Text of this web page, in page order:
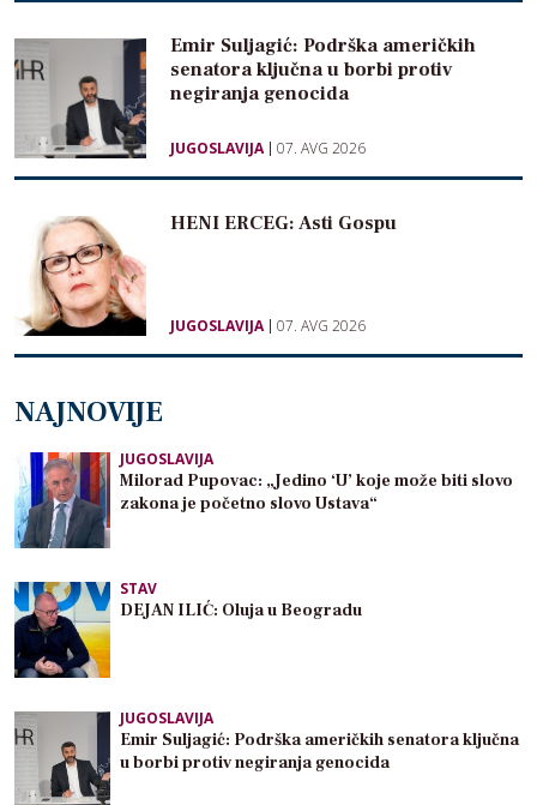
Emir Suljagić: Podrška američkih
senatora ključna u borbi protiv
negiranja genocida
JUGOSLAVIJA 07. AVG 2026
HENI ERCEG: Asti Gospu
JUGOSLAVIJA 07. AVG 2026
NAJNOVIJE
JUGOSLAVIJA
Milorad Pupovac: „Jedino ‘U’ koje može biti slovo
zakona je početno slovo Ustava“
STAV
DEJAN ILIĆ: Oluja u Beogradu
JUGOSLAVIJA
Emir Suljagić: Podrška američkih senatora ključna
u borbi protiv negiranja genocida